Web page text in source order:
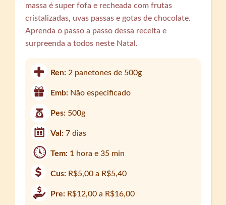
massa é super fofa e recheada com frutas
cristalizadas, uvas passas e gotas de chocolate.
Aprenda o passo a passo dessa receita e
surpreenda a todos neste Natal.
Ren: 2 panetones de 500g
Emb: Não especificado
Pes: 500g
Val:7 dias
Tem: 1 hora e 35 min
Cus: R$5,00 a R$5,40
Pre: R$12,00 a R$16,00